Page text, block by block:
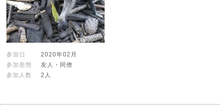
参加日
2020年02月
参加形態
友人・同僚
参加人数
2人